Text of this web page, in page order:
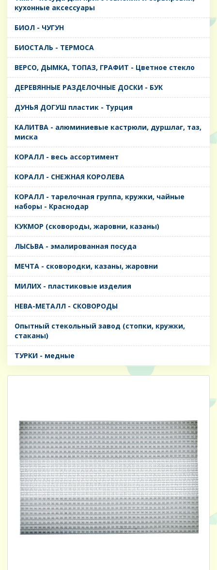
кухонные аксессуары
БИОЛ - ЧУГУН
БИОСТАЛЬ - ТЕРМОСА
ВЕРСО, ДЫМКА, ТОПАЗ, ГРАФИТ - Цветное стекло
ДЕРЕВЯННЫЕ РАЗДЕЛОЧНЫЕ ДОСКИ - БУК
ДУНЬЯ ДОГУШ пластик - Турция
КАЛИТВА - алюминиевые кастрюли, дуршлаг, таз,
миска
КОРАЛЛ - весь ассортимент
КОРАЛЛ - СНЕЖНАЯ КОРОЛЕВА
КОРАЛЛ - тарелочная группа, кружки, чайные
наборы - Краснодар
КУКМОР (сковороды, жаровни, казаны)
ЛЫСЬВА - эмалированная посуда
МЕЧТА - сковородки, казаны, жаровни
МИЛИХ - пластиковые изделия
НЕВА-МЕТАЛЛ - СКОВОРОДЫ
Опытный стекольный завод (стопки, кружки,
стаканы)
ТУРКИ - медные